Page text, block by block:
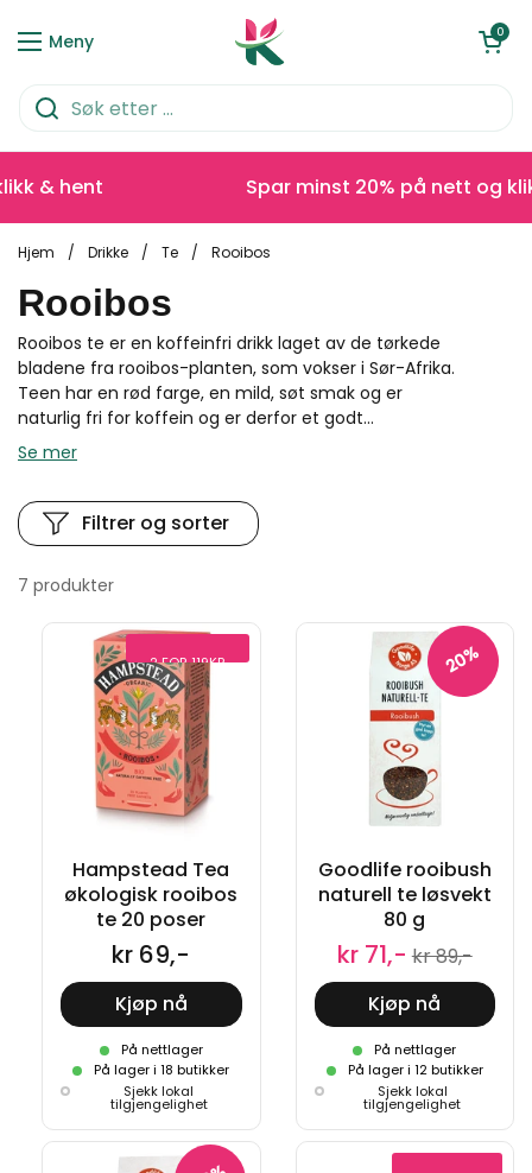
Meny
Åpen0
& hent Spar minst 20% på nett og
Hjem / Drikke / Te / Rooibos
Rooibos
Rooibos te er en koffeinfri drikk laget av de tørkede
bladene fra rooibos-planten, som vokser i Sør-Afrika.
Teen har en rød farge, en mild, søt smak og er
naturlig fri for koffein og er derfor et godt...
Se mer
7 produkter
Filtrer og sorter
Hampstead Tea
økologisk rooibos
te 20 poser
kr 69,-
Kjøp nå
På nettlager
På lager i 18 butikker
Sjekk lokal
tilgjengelighet
2 FOR 119KR 20%
Goodlife rooibush
naturell te løsvekt
80 g
kr 71,- kr 89,-
Kjøp nå
På nettlager
På lager i 12 butikker
Sjekk lokal
tilgjengelighet